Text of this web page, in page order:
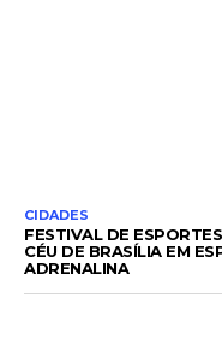
CIDADES
FESTIVAL DE
CÉU DE BRASÍLIA EM
ADRENALINA